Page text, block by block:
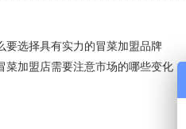
要选择具有实力的冒菜加盟品牌
菜加盟店需要注意市场的哪些变化